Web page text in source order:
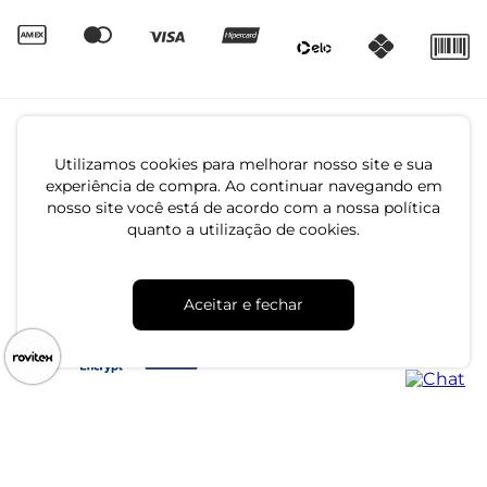
Utilizamos cookies para melhorar nosso site e sua
experiência de compra. Ao continuar navegando em
nosso site você está de acordo com a nossa política
quanto a utilização de cookies.
Aceitar e fechar
CNPJ: 79.233.672/0001-05
Av. Maria Marangoni, 391 - 89129-080 - Luiz Alves - SC